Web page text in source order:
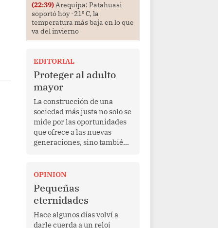
(22:39)Arequipa: Patahuasi
soportó hoy -21⁰ C, la
temperatura más baja en lo que
va del invierno
EDITORIAL
Proteger al adulto
mayor
La construcción de una
sociedad más justa no solo se
mide por las oportunidades
que ofrece a las nuevas
generaciones, sino también
de una vida de esfuerzo y
trabajo, afrontan la vejez en
condiciones de
vulnerabilidad. El anuncio
formulado por la presidenta
de la república, Keiko
OPINION
Pequeñas
eternidades
Hace algunos días volví a
darle cuerda a un reloj